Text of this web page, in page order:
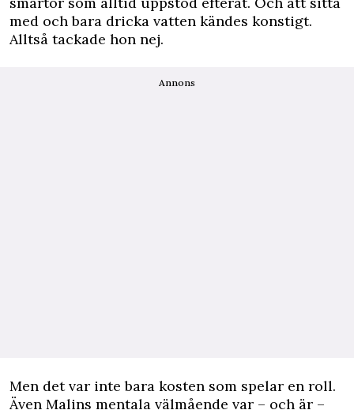
med och bara dricka vatten kändes konstigt.
Alltså tackade hon nej.
Annons
Men det var inte bara kosten som spelar en roll.
Även Malins mentala välmående var – och är –